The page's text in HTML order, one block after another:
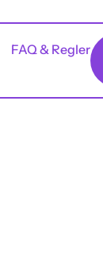
FAQ & Regler